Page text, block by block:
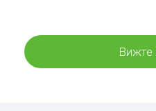
Вижте